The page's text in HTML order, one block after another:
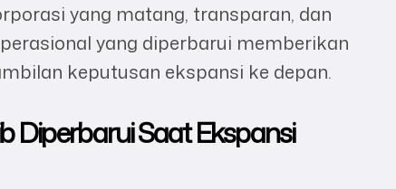
yang matang, transparan, dan
yang diperbarui memberikan
keputusan ekspansi ke depan.
Diperbarui Saat Ekspansi